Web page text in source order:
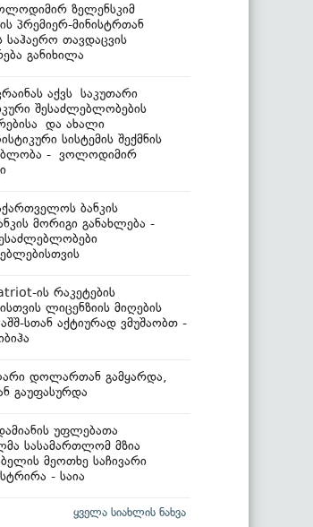
ზელენსკიმ
პრემიერ-მინისტრთან
საჰაერო თავდაცვის
განიხილა
აქვს საკუთარი
შესაძლებლობების
და ახალი
სისტემის შექმნის
- ვოლოდიმირ
ბანკის
მორიგი განახლება -
ის რაკეტების
ლიცენზიის მიღების
სთან აქტიურად ვმუშაობთ -
დოლართან გამყარდა,
გაუფასურდა
უფლებათა
სასამართლომ მზია
მეოთხე საჩივარი
- საია
ყველა სიახლის ნახვა